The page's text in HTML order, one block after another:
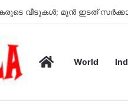
വീടുകൾ; മുൻ ഇടത്
HomeWorld